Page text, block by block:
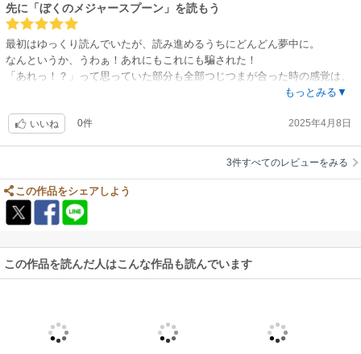
先に「ぼくのメジャースプーン」を読もう
最初はゆっくり読んでいたが、読み進めるうちにどんどん夢中に。
なんというか、うわぁ！あれにもこれにも騙された！
「あれっ！？」って思っていた部分も全部つじつまが合った時の感覚は、
もっとみる▼
いいね 0件 2025年4月8日
3件すべてのレビューをみる
この作品をシェアしよう
この作品を読んだ人はこんな作品も読んでいます